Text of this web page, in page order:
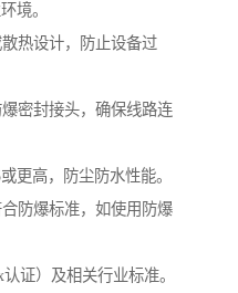
境。
热设计，防止设备过
密封接头，确保线路连
更高，防尘防水性能。
防爆标准，如使用防爆
证）及相关行业标准。